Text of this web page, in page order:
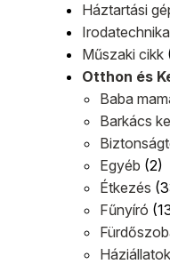
Háztartási
Irodatechnika
Műszaki cikk
Otthon és
Baba
Barkács
Egyéb (2)
Étkezés
Fűnyíró